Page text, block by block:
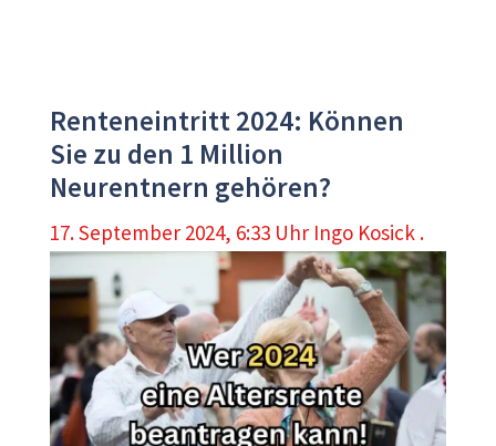
Renteneintritt 2024: Können
Sie zu den 1 Million
Neurentnern gehören?
17. September 2024, 6:33 Uhr Ingo Kosick .